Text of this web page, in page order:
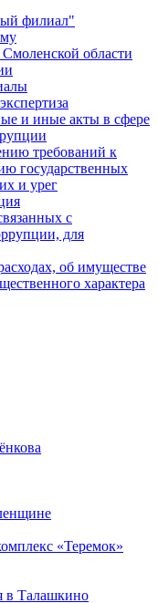
филиал"
области
и иные акты в сфере
требований к
государственных
и урег
с
для
об имуществе
характера
«Теремок»
в Талашкино